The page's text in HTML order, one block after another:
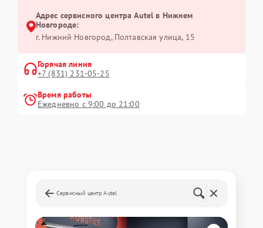
Адрес сервисного центра Autel в Нижнем
Новгороде:
г. Нижний Новгород, Полтавская улица, 15
Горячая линия
+7 (831) 231-05-25
Время работы
Ежедневно с 9:00 до 21:00
Сервисный центр Autel